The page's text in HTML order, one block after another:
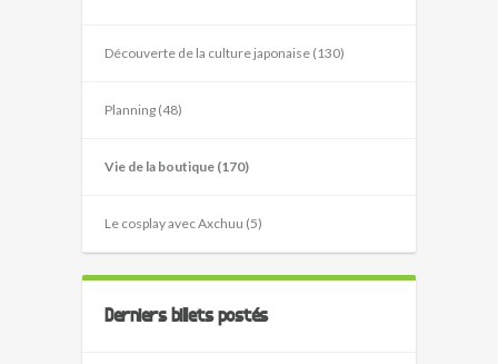
Découverte de la culture japonaise (130)
Planning (48)
Vie de la boutique (170)
Le cosplay avec Axchuu (5)
Derniers billets postés